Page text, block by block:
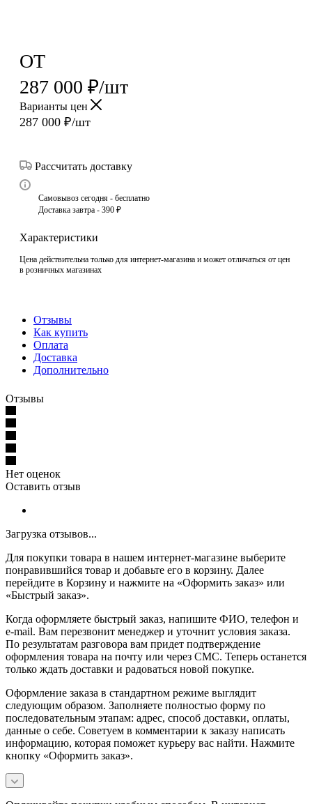
ОТ
287 000 ₽/шт
Варианты цен
287 000 ₽/шт
Рассчитать доставку
Самовывоз сегодня - бесплатно
Доставка завтра - 390 ₽
Характеристики
Цена действительна только для интернет-магазина и может отличаться от цен
в розничных магазинах
Отзывы
Как купить
Оплата
Доставка
Дополнительно
Отзывы
Нет оценок
Оставить отзыв
Загрузка отзывов...
Для покупки товара в нашем интернет-магазине выберите
понравившийся товар и добавьте его в корзину. Далее
перейдите в Корзину и нажмите на «Оформить заказ» или
«Быстрый заказ».
Когда оформляете быстрый заказ, напишите ФИО, телефон и
e-mail. Вам перезвонит менеджер и уточнит условия заказа.
По результатам разговора вам придет подтверждение
оформления товара на почту или через СМС. Теперь останется
только ждать доставки и радоваться новой покупке.
Оформление заказа в стандартном режиме выглядит
следующим образом. Заполняете полностью форму по
последовательным этапам: адрес, способ доставки, оплаты,
данные о себе. Советуем в комментарии к заказу написать
информацию, которая поможет курьеру вас найти. Нажмите
кнопку «Оформить заказ».